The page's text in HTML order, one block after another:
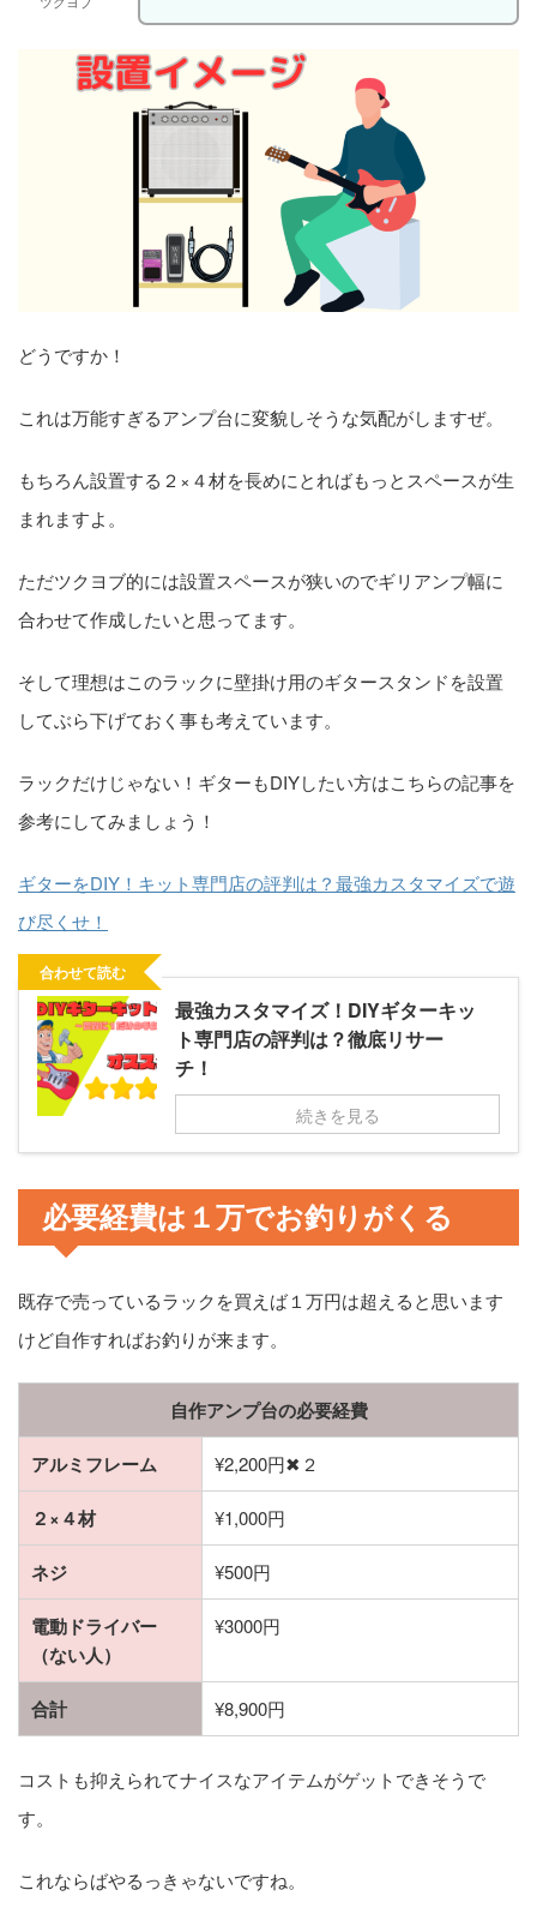
どうですか！
これは万能すぎるアンプ台に変貌しそうな気配がしますぜ。
もちろん設置する２×４材を長めにとればもっとスペースが生
まれますよ。
ただツクヨブ的には設置スペースが狭いのでギリアンプ幅に
合わせて作成したいと思ってます。
そして理想はこのラックに壁掛け用のギタースタンドを設置
してぶら下げておく事も考えています。
ラックだけじゃない！ギターもDIYしたい方はこちらの記事を
参考にしてみましょう！
ギターをDIY！キット専門店の評判は？最強カスタマイズで遊
び尽くせ！
合わせて読む
最強カスタマイズ！DIYギターキッ
ト専門店の評判は？徹底リサー
チ！
続きを見る
必要経費は１万でお釣りがくる
既存で売っているラックを買えば１万円は超えると思います
けど自作すればお釣りが来ます。
自作アンプ台の必要経費
アルミフレーム ¥2,200円✖︎２
２×４材 ¥1,000円
ネジ ¥500円
電動ドライバー
（ない人）
¥3000円
合計 ¥8,900円
コストも抑えられてナイスなアイテムがゲットできそうで
す。
これならばやるっきゃないですね。